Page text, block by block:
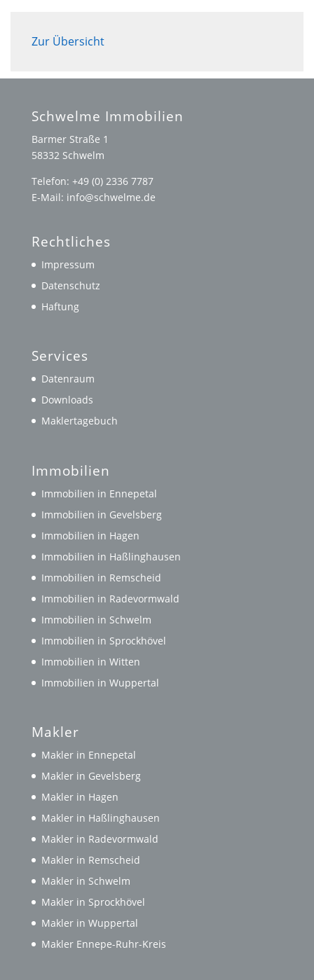
Zur Übersicht
Schwelme Immobilien
Barmer Straße 1
58332 Schwelm
Telefon: +49 (0) 2336 7787
E-Mail: info@schwelme.de
Rechtliches
Impressum
Datenschutz
Haftung
Services
Datenraum
Downloads
Maklertagebuch
Immobilien
Immobilien in Ennepetal
Immobilien in Gevelsberg
Immobilien in Hagen
Immobilien in Haßlinghausen
Immobilien in Remscheid
Immobilien in Radevormwald
Immobilien in Schwelm
Immobilien in Sprockhövel
Immobilien in Witten
Immobilien in Wuppertal
Makler
Makler in Ennepetal
Makler in Gevelsberg
Makler in Hagen
Makler in Haßlinghausen
Makler in Radevormwald
Makler in Remscheid
Makler in Schwelm
Makler in Sprockhövel
Makler in Wuppertal
Makler Ennepe-Ruhr-Kreis